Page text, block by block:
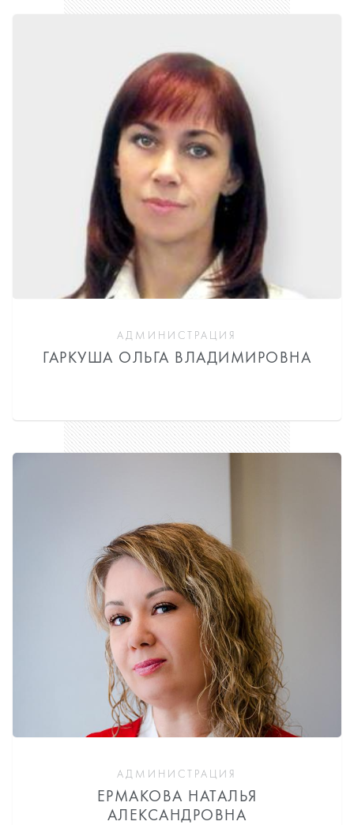
АДМИНИСТРАЦИЯ
ГАРКУША ОЛЬГА ВЛАДИМИРОВНА
АДМИНИСТРАЦИЯ
ЕРМАКОВА НАТАЛЬЯ
АЛЕКСАНДРОВНА